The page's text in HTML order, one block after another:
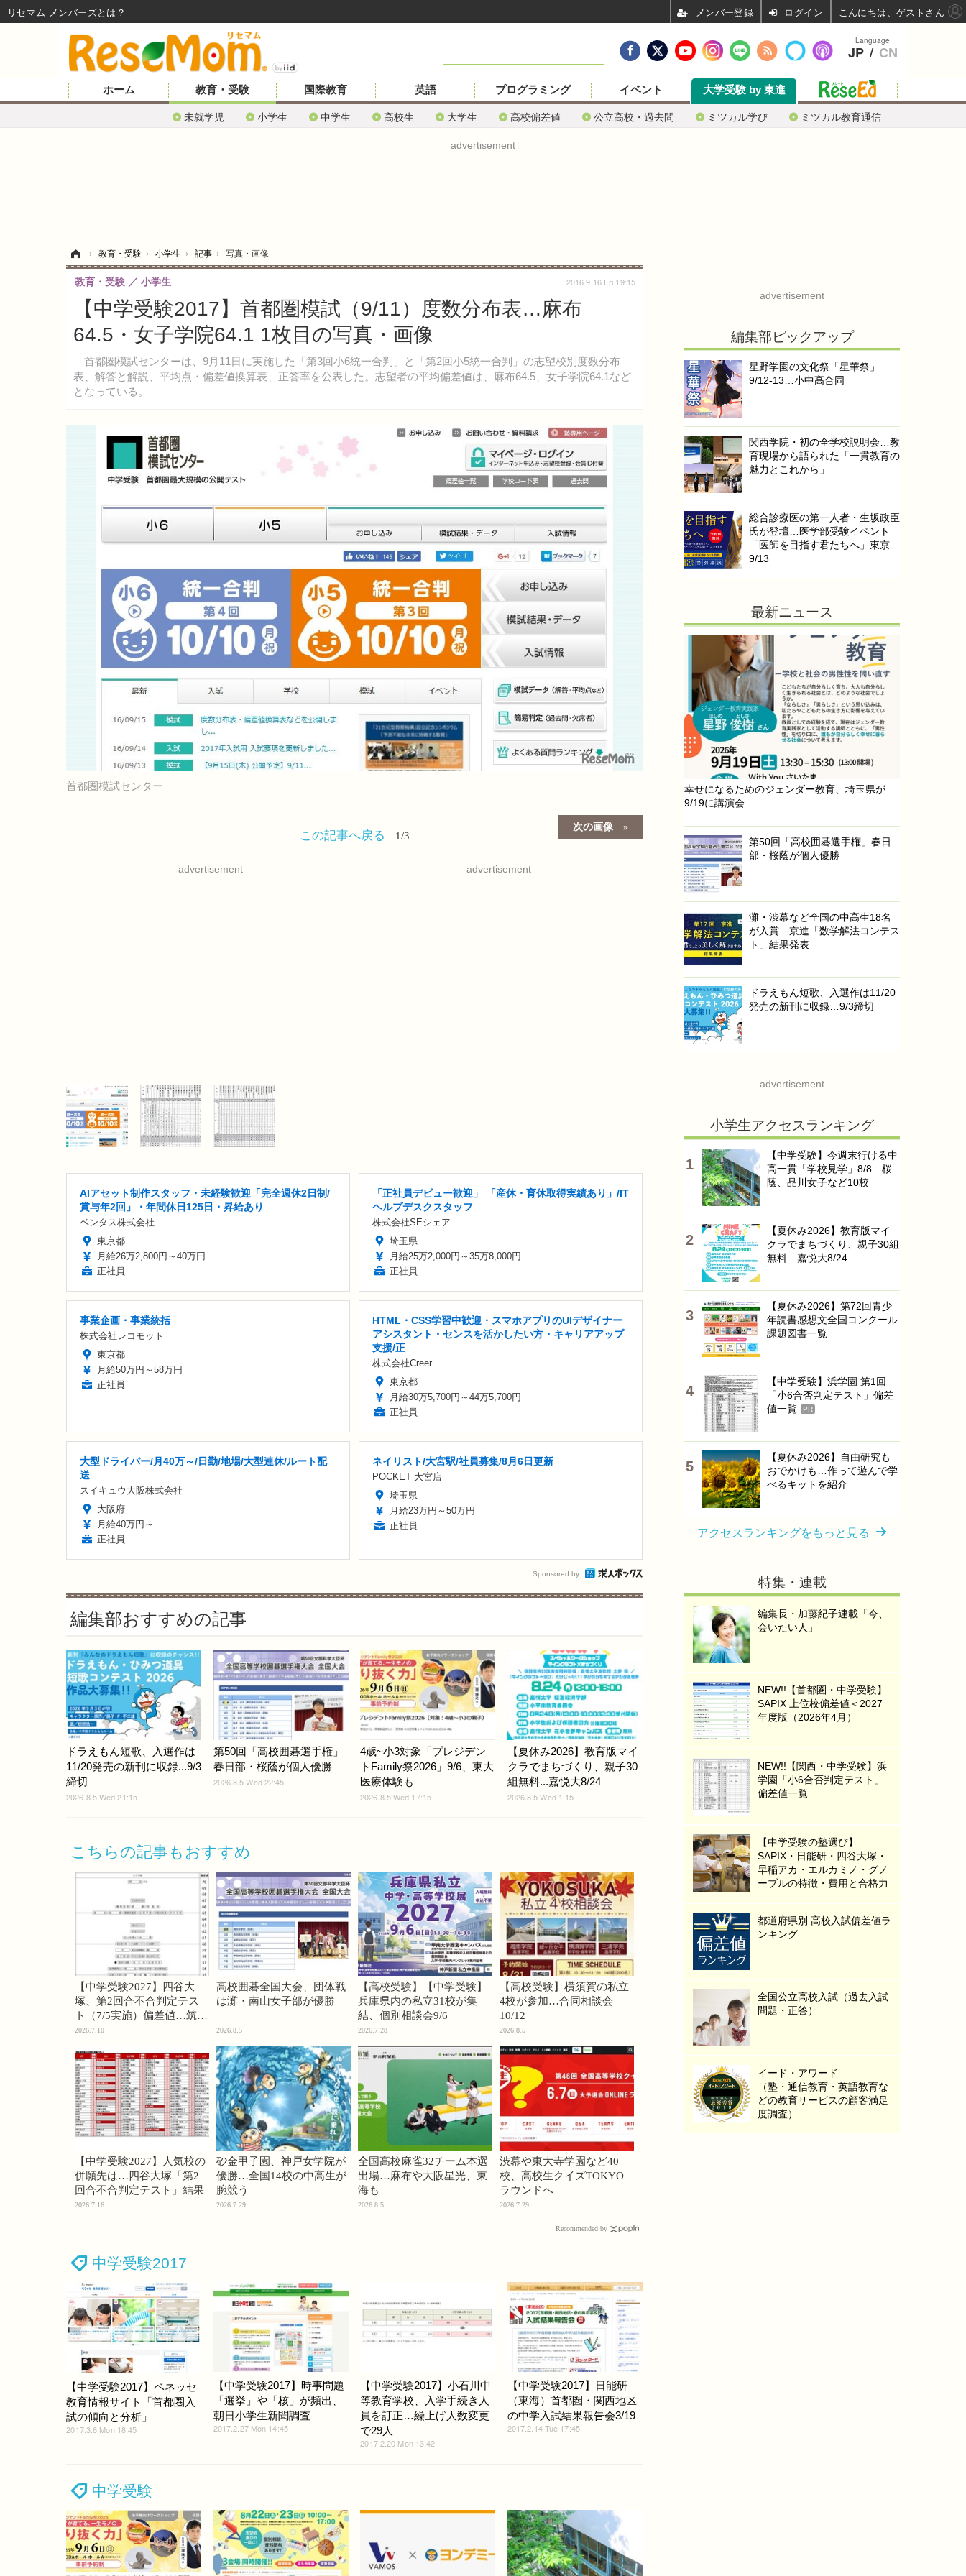
ホーム 教育・受験
未就学児 小学生 中学生 高校生 大学生 高校偏差値 公立高校・過去問 ミツカル学び ミツカル教育通信
国際教育 英語 プログラミング イベント 大学受験 by 東進
advertisement
› 教育・受験 › 小学生 › 記事 › 写真・画像
【中学受験2017】首都圏模試（9/11）度数分布表…麻布
64.5・女子学院64.1 1枚目の写真・画像
首都圏模試センターは、9月11日に実施した「第3回小6統一合判」と「第2回小5統一合判」の志望校別度数分布
表、解答と解説、平均点・偏差値換算表、正答率を公表した。志望者の平均偏差値は、麻布64.5、女子学院64.1など
となっている。
教育・受験 小学生 2016.9.16 Fri 19:15
首都圏模試センター
次の画像
この記事へ戻る 1/3
advertisement advertisement
AIアセット制作スタッフ・未経験歓迎「完全週休2日制/
賞与年2回」・年間休日125日・昇給あり
ベンタス株式会社
東京都
月給26万2,800円～40万円
正社員
「正社員デビュー歓迎」 「産休・育休取得実績あり」/IT
ヘルプデスクスタッフ
株式会社SEシェア
埼玉県
月給25万2,000円～35万8,000円
正社員
事業企画・事業統括
株式会社レコモット
東京都
月給50万円～58万円
正社員
HTML・CSS学習中歓迎・スマホアプリのUIデザイナー
アシスタント・センスを活かしたい方・キャリアアップ
支援/正
株式会社Creer
東京都
月給30万5,700円～44万5,700円
正社員
大型ドライバー/月40万～/日勤/地場/大型連休/ルート配
送
スイキュウ大阪株式会社
大阪府
月給40万円～
正社員
ネイリスト/大宮駅/社員募集/8月6日更新
POCKET 大宮店
埼玉県
月給23万円～50万円
正社員
Sponsored by
編集部おすすめの記事
ドラえもん短歌、入選作は
11/20発売の新刊に収録...9/3
締切
2026.8.5 Wed 21:15
第50回「高校囲碁選手権」
春日部・桜蔭が個人優勝
2026.8.5 Wed 22:45
4歳~小3対象「プレジデン
トFamily祭2026」9/6、東大
医療体験も
2026.8.5 Wed 17:15
【夏休み2026】教育版マイ
クラでまちづくり、親子30
組無料...嘉悦大8/24
2026.8.5 Wed 1:15
こちらの記事もおすすめ
【中学受験2027】四谷大
塚、第2回合不合判定テス
ト（7/5実施）偏差値…筑駒
74・桜蔭70＜PR＞
2026.7.10
高校囲碁全国大会、団体戦
は灘・南山女子部が優勝
2026.8.5
【高校受験】【中学受験】
兵庫県内の私立31校が集
結、個別相談会9/6
2026.7.28
【高校受験】横須賀の私立
4校が参加…合同相談会
10/12
2026.8.5
【中学受験2027】人気校の
併願先は…四谷大塚「第2
回合不合判定テスト」結果
2026.7.16
砂金甲子園、神戸女学院が
優勝…全国14校の中高生が
腕競う
2026.7.29
全国高校麻雀32チーム本選
出場…麻布や大阪星光、東
海も
2026.8.5
渋幕や東大寺学園など40
校、高校生クイズTOKYO
ラウンドへ
2026.7.29
Recommended by
中学受験2017
【中学受験2017】ベネッセ
教育情報サイト「首都圏入
試の傾向と分析」
2017.3.6 Mon 18:45
【中学受験2017】時事問題
「選挙」や「核」が頻出、
朝日小学生新聞調査
2017.2.27 Mon 14:45
【中学受験2017】小石川中
等教育学校、入学手続き人
員を訂正…繰上げ人数変更
で29人
2017.2.20 Mon 13:42
【中学受験2017】日能研
（東海）首都圏・関西地区
の中学入試結果報告会3/19
2017.2.14 Tue 17:45
中学受験
advertisement
編集部ピックアップ
星野学園の文化祭「星華祭」
9/12-13…小中高合同
関西学院・初の全学校説明会…教
育現場から語られた「一貫教育の
魅力とこれから」
総合診療医の第一人者・生坂政臣
氏が登壇…医学部受験イベント
「医師を目指す君たちへ」東京
9/13
最新ニュース
幸せになるためのジェンダー教育、埼玉県が
9/19に講演会
第50回「高校囲碁選手権」春日
部・桜蔭が個人優勝
灘・渋幕など全国の中高生18名
が入賞…京進「数学解法コンテス
ト」結果発表
ドラえもん短歌、入選作は11/20
発売の新刊に収録…9/3締切
advertisement
小学生アクセスランキング
【中学受験】今週末行ける中
高一貫「学校見学」8/8…桜
蔭、品川女子など10校
【夏休み2026】教育版マイ
クラでまちづくり、親子30組
無料…嘉悦大8/24
【夏休み2026】第72回青少
年読書感想文全国コンクール
課題図書一覧
【中学受験】浜学園 第1回
「小6合否判定テスト」偏差
値一覧
PR
【夏休み2026】自由研究も
おでかけも…作って遊んで学
べるキットを紹介
アクセスランキングをもっと見る
特集・連載
編集長・加藤紀子連載「今、
会いたい人」
NEW!!【首都圏・中学受験】
SAPIX 上位校偏差値＜2027
年度版（2026年4月）
NEW!!【関西・中学受験】浜
学園「小6合否判定テスト」
偏差値一覧
【中学受験の塾選び】
SAPIX・日能研・四谷大塚・
早稲アカ・エルカミノ・グノ
ーブルの特徴・費用と合格力
都道府県別 高校入試偏差値ラ
ンキング
全国公立高校入試（過去入試
問題・正答）
イード・アワード
（塾・通信教育・英語教育な
どの教育サービスの顧客満足
度調査）
Language
JP / CN
リセマム メンバーズ ログイン こんにちは、ゲストさん